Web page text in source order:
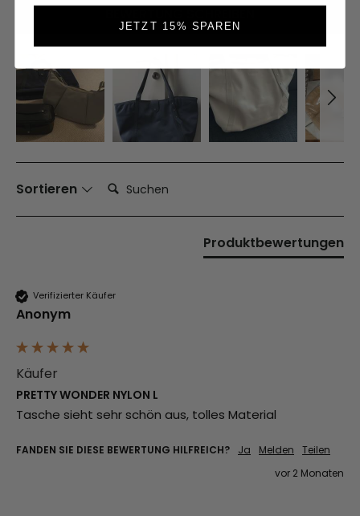
Sortieren Suchen:
Produktbewertungen
Verifizierter Käufer
Anonym
Käufer
PRETTY WONDER NYLON L
Tasche sieht sehr schön aus, tolles Material
FANDEN SIE DIESE BEWERTUNG HILFREICH? Ja Melden
Teilen
vor 2 Monaten
JETZT 15% SPAREN